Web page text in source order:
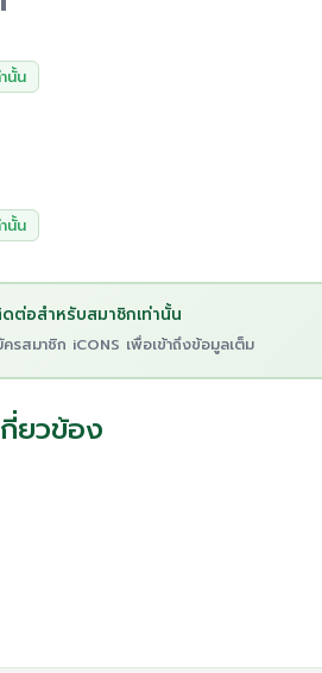
นั้น
นั้น
ต่อสำหรับสมาชิกเท่านั้น
รสมาชิก iCONS เพื่อเข้าถึงข้อมูลเต็ม
กี่ยวข้อง